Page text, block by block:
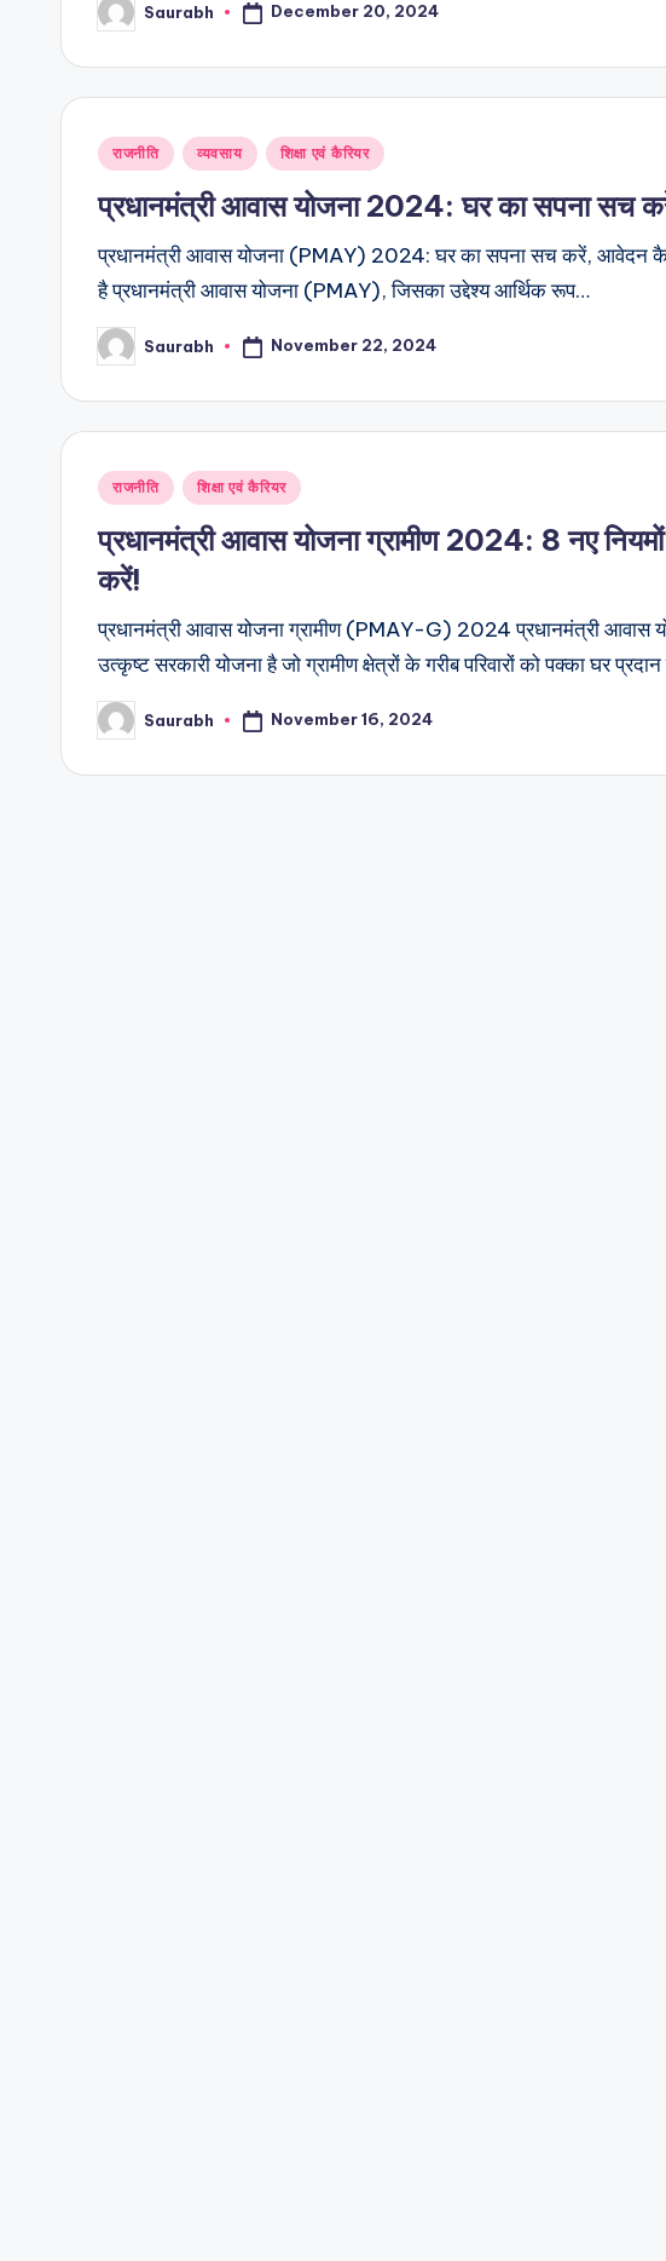
Posted
by
Saurabh December 20, 2024
Posted
राजनीति व्यवसाय शिक्षा एवं कैरियर
प्रधानमंत्री आवास योजना 2024: घर का सपना सच
प्रधानमंत्री आवास योजना (PMAY) 2024: घर का सपना सच करें, आवेदन
है प्रधानमंत्री आवास योजना (PMAY), जिसका उद्देश्य आर्थिक रूप…
Posted
by
Saurabh November 22, 2024
Posted
राजनीति शिक्षा एवं कैरियर
प्रधानमंत्री आवास योजना ग्रामीण 2024: 8 नए
करें!
प्रधानमंत्री आवास योजना ग्रामीण (PMAY-G) 2024 प्रधानमंत्री आवास
उत्कृष्ट सरकारी योजना है जो ग्रामीण क्षेत्रों के गरीब परिवारों को पक्का घर
Posted
by
Saurabh November 16, 2024